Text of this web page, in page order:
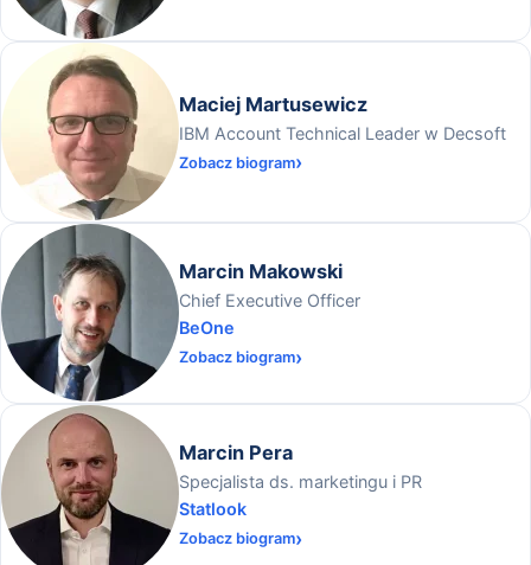
Maciej Martusewicz
IBM Account Technical Leader w Decsoft
Zobacz biogram
Marcin Makowski
Chief Executive Officer
BeOne
Zobacz biogram
Marcin Pera
Specjalista ds. marketingu i PR
Statlook
Zobacz biogram